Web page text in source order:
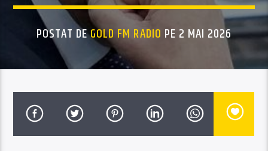
POSTAT DEGOLD FM RADIO PE 2 MAI 2026